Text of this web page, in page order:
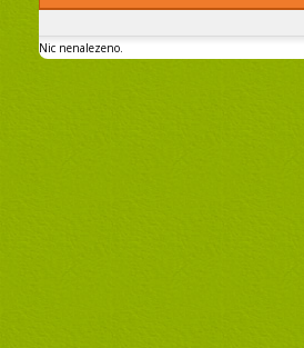
Nic nenalezeno.